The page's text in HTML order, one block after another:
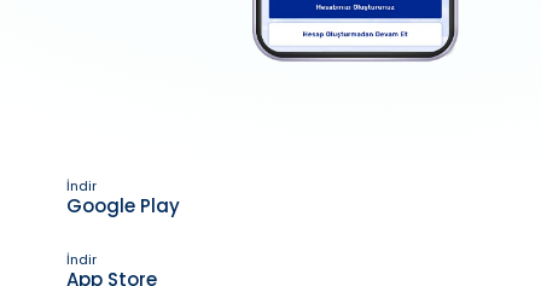
İndir
Google Play
İndir
App Store